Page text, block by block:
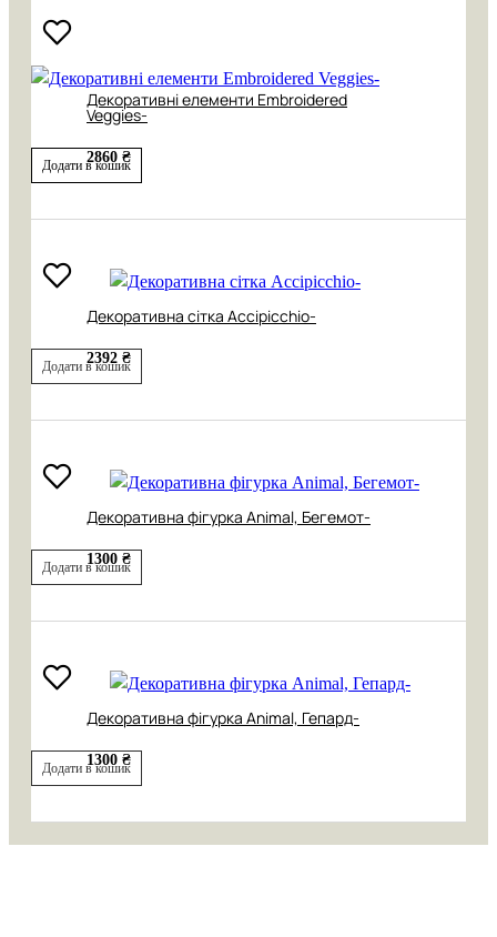
Декоративні елементи Embroidered
Veggies-
2860 ₴
Додати в кошик
Декоративна сітка Accipicchio-
2392 ₴
Додати в кошик
Декоративна фігурка Animal, Бегемот-
1300 ₴
Додати в кошик
Декоративна фігурка Animal, Гепард-
1300 ₴
Додати в кошик